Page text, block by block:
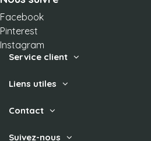
Facebook
Pinterest
Instagram
Service client
Liens utiles
Contact
Suivez-nous